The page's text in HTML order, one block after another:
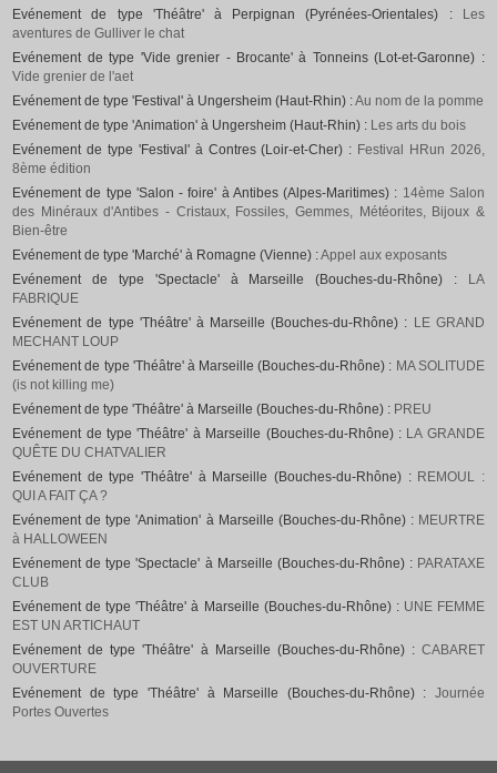
Evénement de type 'Théâtre' à Perpignan (Pyrénées-Orientales) :
Les
aventures de Gulliver le chat
Evénement de type 'Vide grenier - Brocante' à Tonneins (Lot-et-Garonne) :
Vide grenier de l'aet
Evénement de type 'Festival' à Ungersheim (Haut-Rhin) :Au nom de la pomme
Evénement de type 'Animation' à Ungersheim (Haut-Rhin) : Les arts du bois
Evénement de type 'Festival' à Contres (Loir-et-Cher) : Festival HRun 2026,
8ème édition
Evénement de type 'Salon - foire' à Antibes (Alpes-Maritimes) : 14ème Salon
des Minéraux d'Antibes - Cristaux, Fossiles, Gemmes, Météorites, Bijoux &
Bien-être
Evénement de type 'Marché' à Romagne (Vienne) :Appel aux exposants
Evénement de type 'Spectacle' à Marseille (Bouches-du-Rhône) :
LA
FABRIQUE
Evénement de type 'Théâtre' à Marseille (Bouches-du-Rhône) : LE GRAND
MECHANT LOUP
Evénement de type 'Théâtre' à Marseille (Bouches-du-Rhône) : MA SOLITUDE
(is not killing me)
Evénement de type 'Théâtre' à Marseille (Bouches-du-Rhône) : PREU
Evénement de type 'Théâtre' à Marseille (Bouches-du-Rhône) : LA GRANDE
QUÊTE DU CHATVALIER
Evénement de type 'Théâtre' à Marseille (Bouches-du-Rhône) : REMOUL :
QUI A FAIT ÇA ?
Evénement de type 'Animation' à Marseille (Bouches-du-Rhône) : MEURTRE
à HALLOWEEN
Evénement de type 'Spectacle' à Marseille (Bouches-du-Rhône) : PARATAXE
CLUB
Evénement de type 'Théâtre' à Marseille (Bouches-du-Rhône) : UNE FEMME
EST UN ARTICHAUT
Evénement de type 'Théâtre' à Marseille (Bouches-du-Rhône) : CABARET
OUVERTURE
Evénement de type 'Théâtre' à Marseille (Bouches-du-Rhône) : Journée
Portes Ouvertes